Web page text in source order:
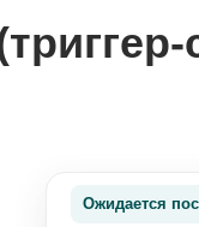
Ожидается